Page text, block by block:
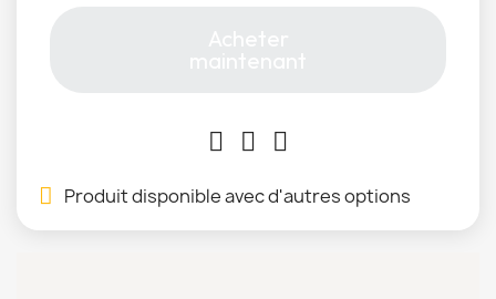
Produit disponible avec d'autres options